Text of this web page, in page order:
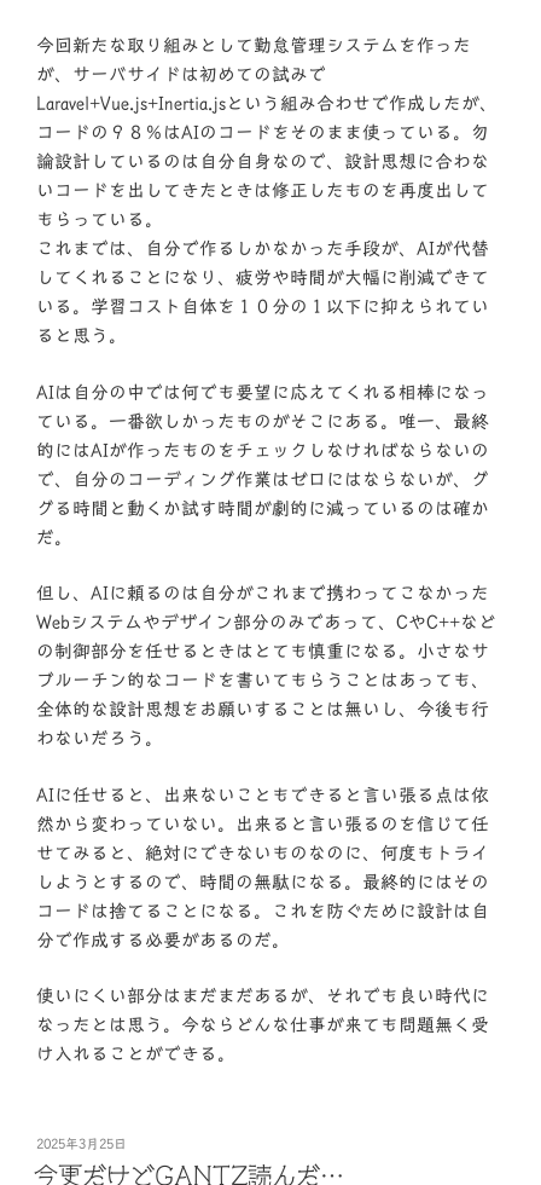
今回新たな取り組みとして勤怠管理システムを作った
が、サーバサイドは初めての試みで
Laravel+Vue.js+Inertia.jsという組み合わせで作成したが、
コードの９８％はAIのコードをそのまま使っている。勿
論設計しているのは自分自身なので、設計思想に合わな
いコードを出してきたときは修正したものを再度出して
もらっている。
これまでは、自分で作るしかなかった手段が、AIが代替
してくれることになり、疲労や時間が大幅に削減できて
いる。学習コスト自体を１０分の１以下に抑えられてい
ると思う。
AIは自分の中では何でも要望に応えてくれる相棒になっ
ている。一番欲しかったものがそこにある。唯一、最終
的にはAIが作ったものをチェックしなければならないの
で、自分のコーディング作業はゼロにはならないが、グ
グる時間と動くか試す時間が劇的に減っているのは確か
だ。
但し、AIに頼るのは自分がこれまで携わってこなかった
Webシステムやデザイン部分のみであって、CやC++など
の制御部分を任せるときはとても慎重になる。小さなサ
ブルーチン的なコードを書いてもらうことはあっても、
全体的な設計思想をお願いすることは無いし、今後も行
わないだろう。
AIに任せると、出来ないこともできると言い張る点は依
然から変わっていない。出来ると言い張るのを信じて任
せてみると、絶対にできないものなのに、何度もトライ
しようとするので、時間の無駄になる。最終的にはその
コードは捨てることになる。これを防ぐために設計は自
分で作成する必要があるのだ。
使いにくい部分はまだまだあるが、それでも良い時代に
なったとは思う。今ならどんな仕事が来ても問題無く受
け入れることができる。
投
稿
2025年3月25日
今更だけどGANTZ読んだ…